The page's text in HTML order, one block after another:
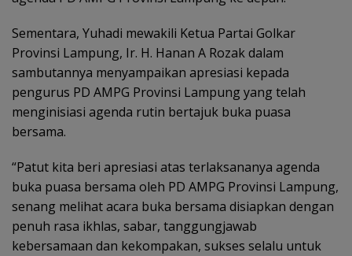
Sementara, Yuhadi mewakili Ketua Partai Golkar
Provinsi Lampung, Ir. H. Hanan A Rozak dalam
sambutannya menyampaikan apresiasi kepada
pengurus PD AMPG Provinsi Lampung yang telah
menginisiasi agenda rutin bertajuk buka puasa
bersama.
“Patut kita beri apresiasi atas terlaksananya agenda
buka puasa bersama oleh PD AMPG Provinsi Lampung,
senang melihat acara buka bersama disiapkan dengan
penuh rasa ikhlas, sabar, tanggungjawab
kebersamaan dan kekompakan, sukses selalu untuk